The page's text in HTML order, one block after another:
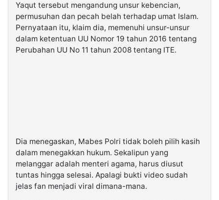
Yaqut tersebut mengandung unsur kebencian,
permusuhan dan pecah belah terhadap umat Islam.
Pernyataan itu, klaim dia, memenuhi unsur-unsur
dalam ketentuan UU Nomor 19 tahun 2016 tentang
Perubahan UU No 11 tahun 2008 tentang ITE.
Dia menegaskan, Mabes Polri tidak boleh pilih kasih
dalam menegakkan hukum. Sekalipun yang
melanggar adalah menteri agama, harus diusut
tuntas hingga selesai. Apalagi bukti video sudah
jelas fan menjadi viral dimana-mana.